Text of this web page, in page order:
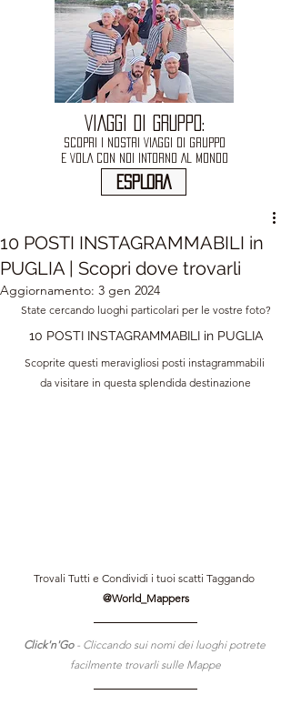
VIAGGI DI GRUPPO:
SCOPRI I NOSTRI VIAGGI DI GRUPPO
E VOLA CON NOI INTORNO AL MONDO
ESPLORA
10 POSTI INSTAGRAMMABILI in
PUGLIA | Scopri dove trovarli
Aggiornamento: 3 gen 2024
State cercando luoghi particolari per le vostre foto?
10 POSTI INSTAGRAMMABILI in PUGLIA
Scoprite questi meravigliosi posti instagrammabili
da visitare in questa splendida destinazione
Trovali Tutti e Condividi i tuoi scatti Taggando
@World_Mappers
Click'n'Go - Cliccando sui nomi dei luoghi potrete
facilmente trovarli sulle Mappe